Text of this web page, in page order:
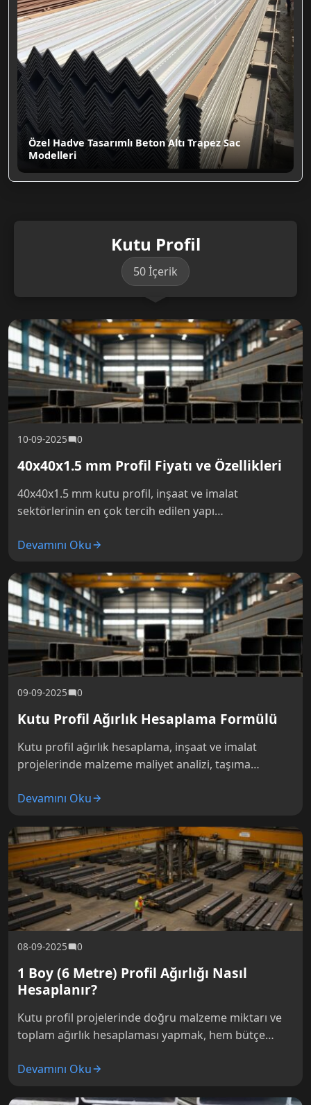
Kutu Profil
50 İçerik
10-09-2025 0
40x40x1.5 mm Profil Fiyatı ve Özellikleri
40x40x1.5 mm kutu profil, inşaat ve imalat
sektörlerinin en çok tercih edilen yapı
ekonomik fiyat avantajı ve yeterli mukavemet
Devamını Oku
09-09-2025 0
Kutu Profil Ağırlık Hesaplama Formülü
Kutu profil ağırlık hesaplama, inşaat ve imalat
projelerinde malzeme maliyet analizi, taşıma
öneme sahiptir. Doğru ağırlık hesaplaması yapmak,
Devamını Oku
08-09-2025 0
1 Boy (6 Metre) Profil Ağırlığı Nasıl
Hesaplanır?
Kutu profil projelerinde doğru malzeme miktarı ve
toplam ağırlık hesaplaması yapmak, hem bütçe
hayati öneme sahiptir. Türkiye’de standart olarak…
Devamını Oku
Özel Hadve Tasarımlı Beton Altı Trapez Sac
Modelleri